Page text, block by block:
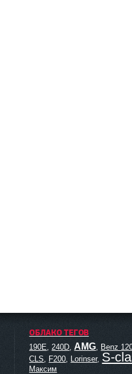
ОБЛАКО ТЕГОВ
190E,240D,AMG, Benz
CLS, F200, Lorinser, S-
Максим